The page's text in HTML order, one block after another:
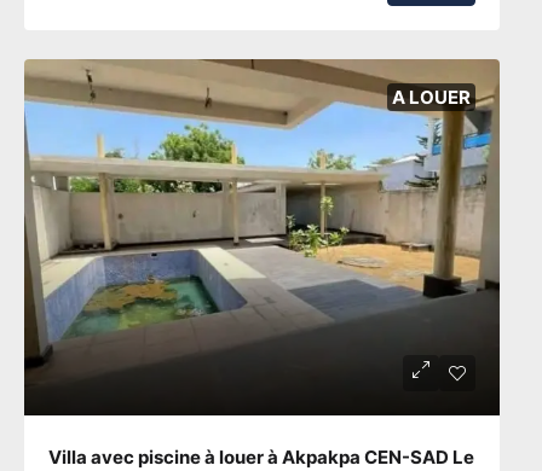
A LOUER
Villa avec piscine à louer à Akpakpa CEN-SAD Le